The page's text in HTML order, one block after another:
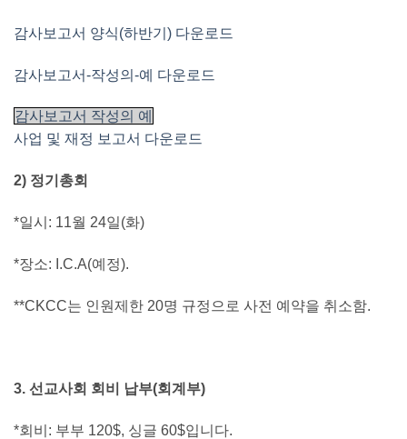
감사보고서 양식(하반기) 다운로드
감사보고서-작성의-예 다운로드
감사보고서 작성의 예
사업 및 재정 보고서 다운로드
2) 정기총회
*일시: 11월 24일(화)
*장소: I.C.A(예정).
**CKCC는 인원제한 20명 규정으로 사전 예약을 취소함.
3. 선교사회 회비 납부(회계부)
*회비: 부부 120$, 싱글 60$입니다.